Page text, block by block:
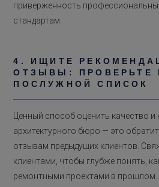
приверженность
стандартам.
4. ИЩИТЕ
ОТЗЫВЫ: ПРОВЕРЬТЕ
ПОСЛУЖНОЙ СПИСОК
Ценный способ оценить качество и
архитектурного бюро — это
отзывам предыдущих клиентов.
клиентами, чтобы глубже понять,
ремонтными проектами в прошлом.